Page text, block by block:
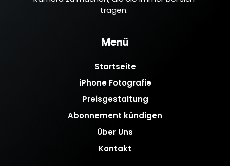
tragen.
Menü
Startseite
iPhone Fotografie
Preisgestaltung
Abonnement kündigen
Über Uns
Kontakt